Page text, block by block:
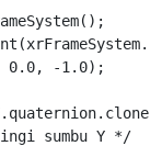
0.0, -1.0);
sumbu Y */